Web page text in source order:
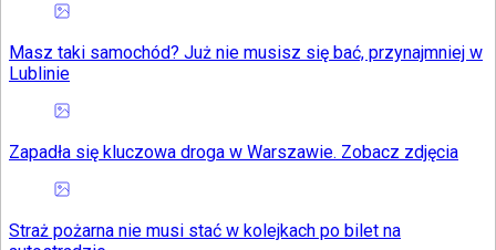
Masz taki samochód? Już nie musisz się bać, przynajmniej w
Lublinie
Zapadła się kluczowa droga w Warszawie. Zobacz zdjęcia
Straż pożarna nie musi stać w kolejkach po bilet na